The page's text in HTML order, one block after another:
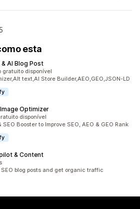
esta
& AI Blog Post
gratuito disponível
text,AI Store Builder,AEO,GEO,JSON-LD
Optimizer
disponível
SEO Booster to Improve SEO, AEO & GEO Rank
& Content
blog posts and get organic traffic